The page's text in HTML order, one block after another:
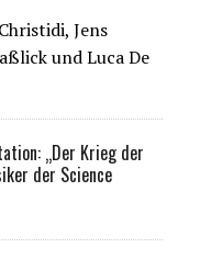
Jens
und Luca De
„Der Krieg der
der Science